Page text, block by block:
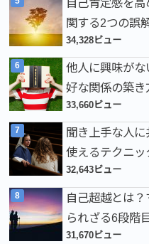
自己肯定感を
関する2つの誤
34,328ビュー
他人に興味が
好な関係の築き
33,660ビュー
聞き上手な人
使えるテクニッ
32,643ビュー
自己超越とは
られざる6段階
31,670ビュー